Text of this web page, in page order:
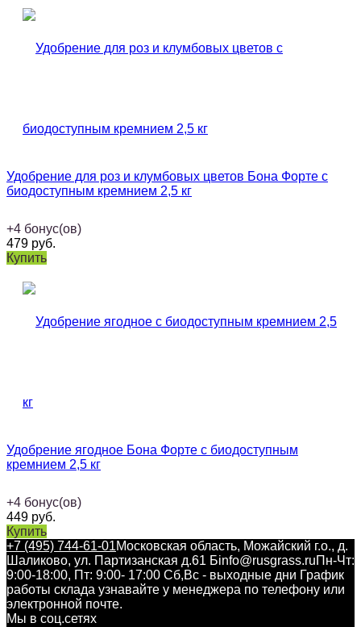
Удобрение для роз и клумбовых цветов Бона Форте с
биодоступным кремнием 2,5 кг
+4 бонус(ов)
479 руб.
Купить
Удобрение ягодное Бона Форте с биодоступным
кремнием 2,5 кг
+4 бонус(ов)
449 руб.
Купить
+7 (495) 744-61-01Московская область, Можайский г.о., д.
Шаликово, ул. Партизанская д.61 Бinfo@rusgrass.ruПн-Чт:
9:00-18:00, Пт: 9:00- 17:00 Сб,Вс - выходные дни График
работы склада узнавайте у менеджера по телефону или
электронной почте.
Мы в соц.сетях